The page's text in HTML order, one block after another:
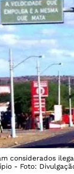
considerados
- Foto: